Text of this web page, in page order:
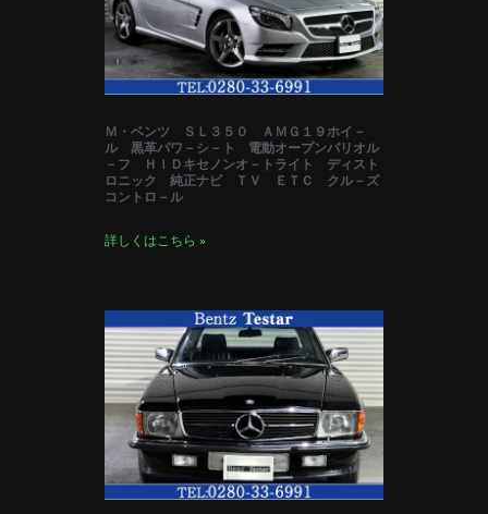
Ｍ・ベンツ ＳＬ３５０ ＡＭＧ１９ホイ－
ル 黒革パワ－シ－ト 電動オープンバリオル
－フ ＨＩＤキセノンオ－トライト ディスト
ロニック 純正ナビ ＴＶ ＥＴＣ クル－ズ
コントロ－ル
詳しくはこちら »